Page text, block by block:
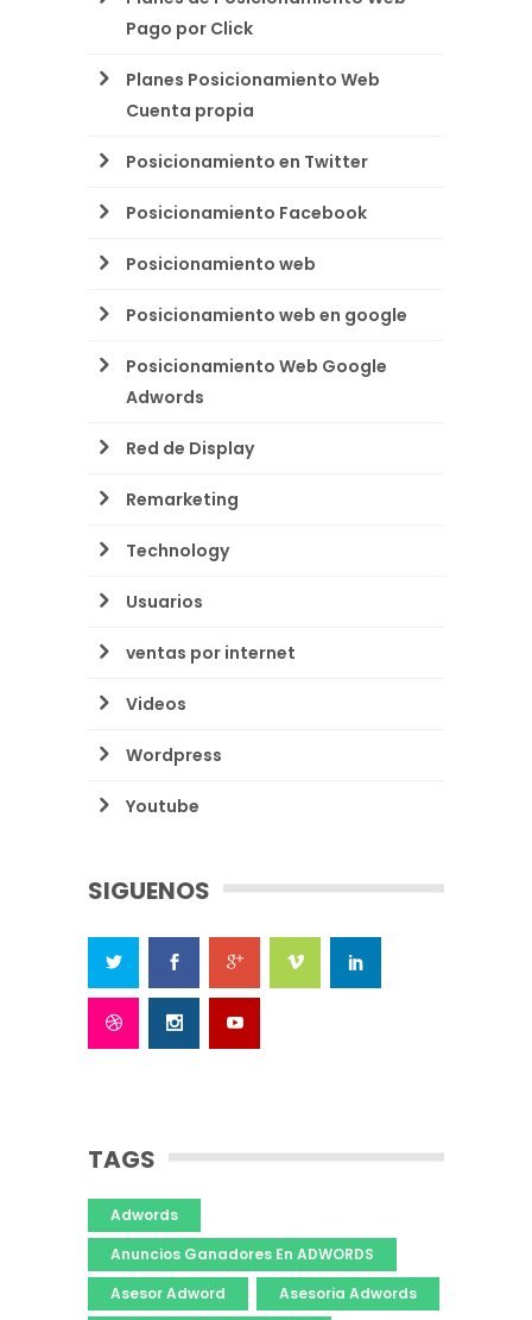
Pago por Click
Planes Posicionamiento Web
Cuenta propia
Posicionamiento en Twitter
Posicionamiento Facebook
Posicionamiento web
Posicionamiento web en google
Posicionamiento Web Google
Adwords
Red de Display
Remarketing
Technology
Usuarios
ventas por internet
Videos
Wordpress
Youtube
SIGUENOS
TAGS
Adwords
Anuncios Ganadores En ADWORDS
Asesor Adword
Asesoria Adwords